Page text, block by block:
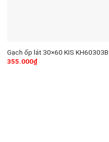
Gạch ốp lát 30×60 KIS KH60303B
355.000₫